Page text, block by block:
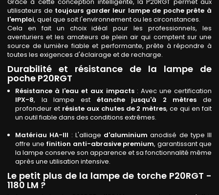
utilisateurs de toujours garder leur lampe de poche prête à
l'emploi, quel que soit l'environnement ou les circonstances.
Cela en fait un choix idéal pour les professionnels, les
aventuriers et les amateurs de plein air qui comptent sur une
source de lumière fiable et performante, prête à répondre à
toutes les exigences d'éclairage et de recharge.
Durabilité et résistance de la lampe de
poche P20RGT
Résistance à l'eau et aux impacts: Avec une certification
IPX-8, la lampe est étanche jusqu'à 2 mètres de
profondeur et résiste aux chutes de 2 mètres, ce qui en fait
un outil fiable dans des conditions extrêmes.
Matériau HA-III : L'alliage d'aluminium anodisé de type III
offre une finition anti-abrasive premium, garantissant que
la lampe conserve son apparence et sa fonctionnalité même
après une utilisation intensive.
Le petit plus de la lampe de torche P20RGT -
1180 LM ?